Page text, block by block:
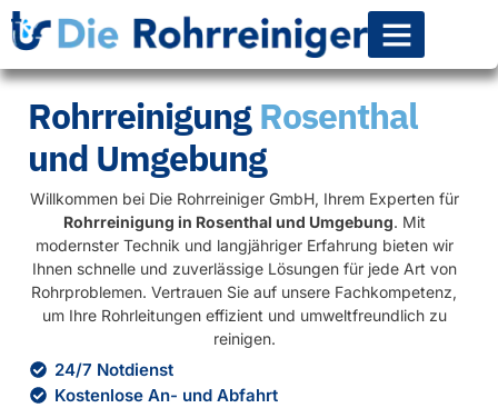
RohrreinigungRosenthal
und Umgebung
Willkommen bei Die Rohrreiniger GmbH, Ihrem Experten für
Rohrreinigung in Rosenthal und Umgebung. Mit
modernster Technik und langjähriger Erfahrung bieten wir
Ihnen schnelle und zuverlässige Lösungen für jede Art von
Rohrproblemen. Vertrauen Sie auf unsere Fachkompetenz,
um Ihre Rohrleitungen effizient und umweltfreundlich zu
reinigen.
24/7 Notdienst
Kostenlose An- und Abfahrt